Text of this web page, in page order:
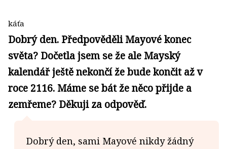
káťa
Dobrý den. Předpověděli Mayové konec
světa? Dočetla jsem se že ale Mayský
kalendář ještě nekončí že bude končit až v
roce 2116. Máme se bát že něco přijde a
zemřeme? Děkuji za odpověď.
Dobrý den, sami Mayové nikdy žádný